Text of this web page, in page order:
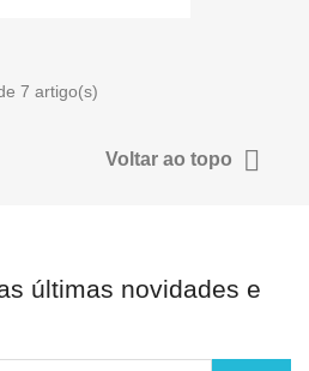
7 artigo(s)
Voltar ao topo 
últimas novidades e